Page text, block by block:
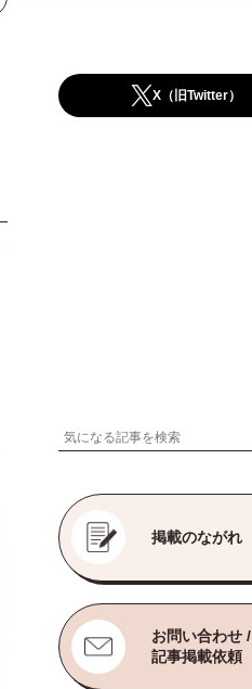
X（旧Twitter）
掲載のながれ
お問い合わせ /
記事掲載依頼